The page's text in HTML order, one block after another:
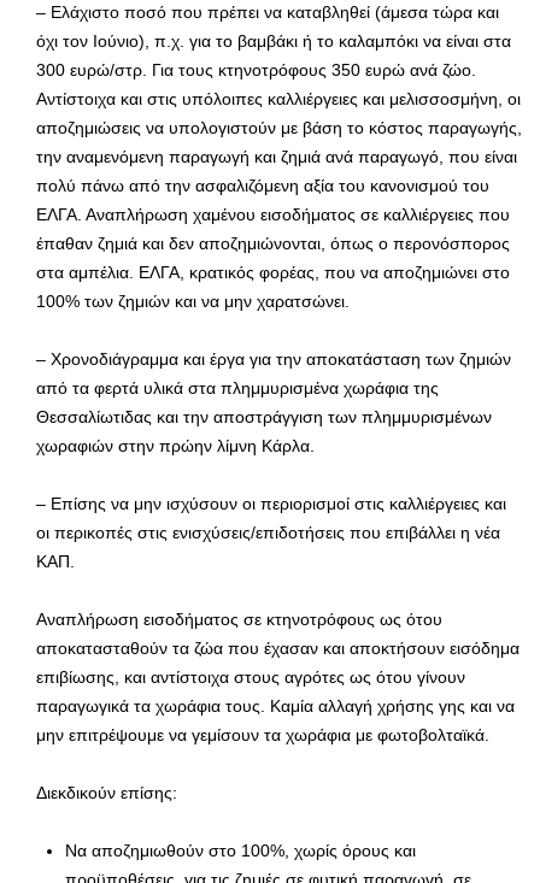
– Ελάχιστο ποσό που πρέπει να καταβληθεί (άμεσα τώρα και
όχι τον Ιούνιο), π.χ. για το βαμβάκι ή το καλαμπόκι να είναι στα
300 ευρώ/στρ. Για τους κτηνοτρόφους 350 ευρώ ανά ζώο.
Αντίστοιχα και στις υπόλοιπες καλλιέργειες και μελισσοσμήνη, οι
αποζημιώσεις να υπολογιστούν με βάση το κόστος παραγωγής,
την αναμενόμενη παραγωγή και ζημιά ανά παραγωγό, που είναι
πολύ πάνω από την ασφαλιζόμενη αξία του κανονισμού του
ΕΛΓΑ. Αναπλήρωση χαμένου εισοδήματος σε καλλιέργειες που
έπαθαν ζημιά και δεν αποζημιώνονται, όπως ο περονόσπορος
στα αμπέλια. ΕΛΓΑ, κρατικός φορέας, που να αποζημιώνει στο
100% των ζημιών και να μην χαρατσώνει.
– Χρονοδιάγραμμα και έργα για την αποκατάσταση των ζημιών
από τα φερτά υλικά στα πλημμυρισμένα χωράφια της
Θεσσαλίωτιδας και την αποστράγγιση των πλημμυρισμένων
χωραφιών στην πρώην λίμνη Κάρλα.
– Επίσης να μην ισχύσουν οι περιορισμοί στις καλλιέργειες και
οι περικοπές στις ενισχύσεις/επιδοτήσεις που επιβάλλει η νέα
ΚΑΠ.
Αναπλήρωση εισοδήματος σε κτηνοτρόφους ως ότου
αποκατασταθούν τα ζώα που έχασαν και αποκτήσουν εισόδημα
επιβίωσης, και αντίστοιχα στους αγρότες ως ότου γίνουν
παραγωγικά τα χωράφια τους. Καμία αλλαγή χρήσης γης και να
μην επιτρέψουμε να γεμίσουν τα χωράφια με φωτοβολταϊκά.
Διεκδικούν επίσης:
Να αποζημιωθούν στο 100%, χωρίς όρους και
προϋποθέσεις, για τις ζημιές σε φυτική παραγωγή, σε